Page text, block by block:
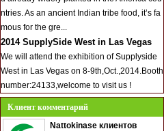
ntries. As an ancient Indian tribe food, it’s fa
mous for the gre...
2014 SupplySide West in Las Vegas
We will attend the exhibition of Supplyside
West in Las Vegas on 8-9th,Oct.,2014.Booth
number:24133,welcome to visit us !
Клиент комментарий
Nattokinase клиентов